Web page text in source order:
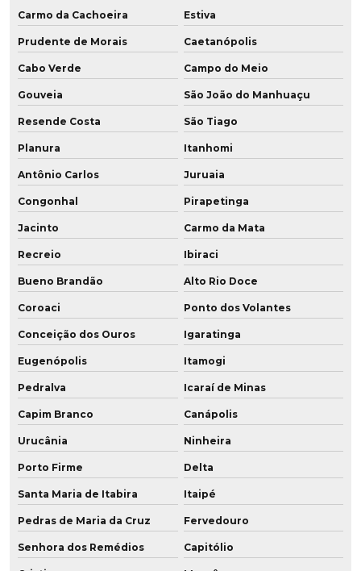
Carmo da Cachoeira Estiva
Prudente de Morais Caetanópolis
Cabo Verde Campo do Meio
Gouveia São João do Manhuaçu
Resende Costa São Tiago
Planura Itanhomi
Antônio Carlos Juruaia
Congonhal Pirapetinga
Jacinto Carmo da Mata
Recreio Ibiraci
Bueno Brandão Alto Rio Doce
Coroaci Ponto dos Volantes
Conceição dos Ouros Igaratinga
Eugenópolis Itamogi
Pedralva Icaraí de Minas
Capim Branco Canápolis
Urucânia Ninheira
Porto Firme Delta
Santa Maria de Itabira Itaipé
Pedras de Maria da Cruz Fervedouro
Senhora dos Remédios Capitólio